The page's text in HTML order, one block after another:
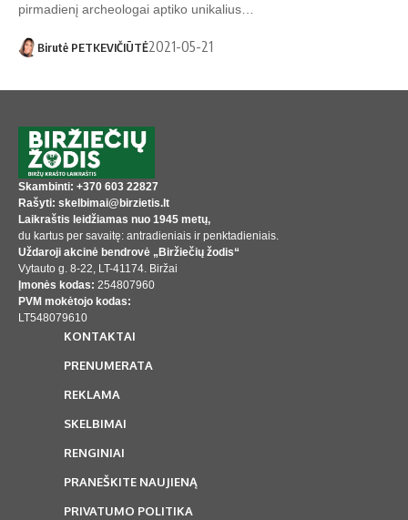
pirmadienį archeologai aptiko unikalius…
Birutė PETKEVIČIŪTĖ2021-05-21
Skambinti: +370 603 22827
Rašyti: skelbimai@birzietis.lt
Laikraštis leidžiamas nuo 1945 metų,
du kartus per savaitę: antradieniais ir penktadieniais.
Uždaroji akcinė bendrovė „Biržiečių žodis“
Vytauto g. 8-22, LT-41174. Biržai
Įmonės kodas: 254807960
PVM mokėtojo kodas:
LT548079610
KONTAKTAI
PRENUMERATA
REKLAMA
SKELBIMAI
RENGINIAI
PRANEŠKITE NAUJIENĄ
PRIVATUMO POLITIKA